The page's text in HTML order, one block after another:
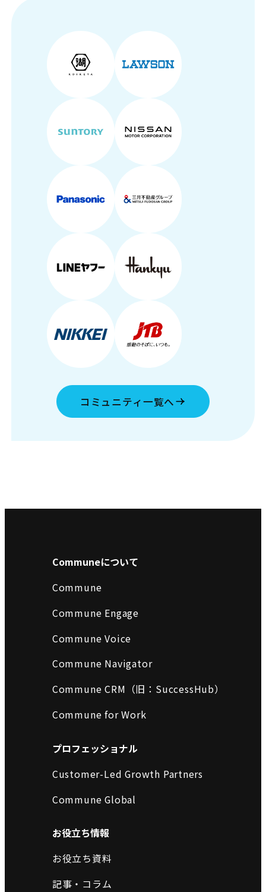
コミュニティ一覧へ
Communeについて
Commune
Commune Engage
Commune Voice
Commune Navigator
Commune CRM（旧：SuccessHub）
Commune for Work
プロフェッショナル
Customer-Led Growth Partners
Commune Global
お役立ち情報
お役立ち資料
記事・コラム